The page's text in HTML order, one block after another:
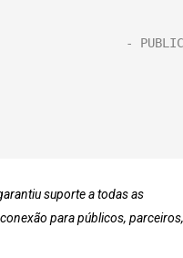
suporte a todas as
para públicos, parceiros,